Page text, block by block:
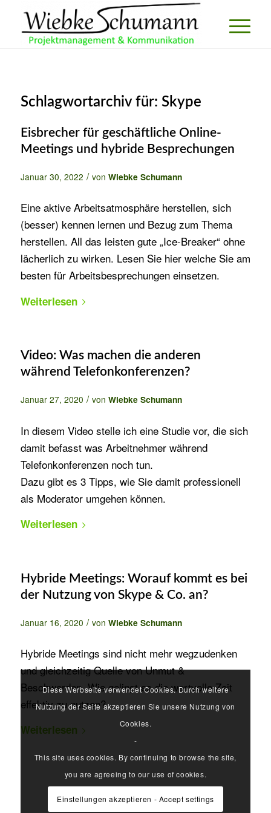
Schlagwortarchiv für: Skype
Eisbrecher für geschäftliche Online-
Meetings und hybride Besprechungen
Januar 30, 2022 / von Wiebke Schumann
Eine aktive Arbeitsatmosphäre herstellen, sich
(besser) kennen lernen und Bezug zum Thema
herstellen. All das leisten gute „Ice-Breaker“ ohne
lächerlich zu wirken. Lesen Sie hier welche Sie am
besten für Arbeitsbesprechungen einsetzen.
Weiterlesen
Video: Was machen die anderen
während Telefonkonferenzen?
Januar 27, 2020 / von Wiebke Schumann
In diesem Video stelle ich eine Studie vor, die sich
damit befasst was Arbeitnehmer während
Telefonkonferenzen noch tun.
Dazu gibt es 3 Tipps, wie Sie damit professionell
als Moderator umgehen können.
Weiterlesen
Hybride Meetings: Worauf kommt es bei
der Nutzung von Skype & Co. an?
Januar 16, 2020 / von Wiebke Schumann
Hybride Meetings sind nicht mehr wegzudenken
und gleichzeitig Quelle von Unmut &
Beschwerden. Wie gelingt es die wertvolle Zeit
effektiv zu nutzen?
Weiterlesen
Diese Werbseite verwendet Cookies. Durch weitere
Nutzung der Seite akzeptieren Sie unsere Nutzung von
Cookies.
-
This site uses cookies. By continuing to browse the site,
you are agreeing to our use of cookies.
Einstellungen akzeptieren - Accept settings